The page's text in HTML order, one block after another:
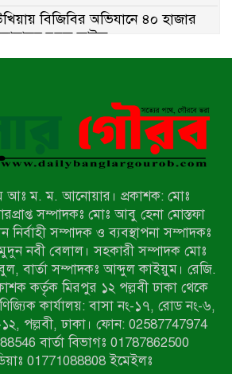
বিজিবির অভিযানে ৪০ হাজার
যুবক আটক
হিন্দু বৌদ্ধ খ্রিস্টান কল্যাণ ফ্রন্টের
কমিটি নিয়ে প্রশ্ন, প্রতিবাদে
প্যারাসেইলিং দুর্ঘটনায় পর্যটক
হত্যা মামলার প্রধান আসামি ঢাকায়
জালে
দক্ষিণপাড়া ফ্রেন্ডস ক্লাবের
ফুটবল টুর্নামেন্টের ফাইনাল
বদলগাছীতে মানাপের
নাটক ‘পালাবদল’ মঞ্চস্থ
আঃ ম. ম. আনোয়ার। প্রকাশক: মোঃ
সম্পাদকঃ মোঃ আবু হেনা মোস্তফা
নির্বাহী সম্পাদক ও ব্যবস্থাপনা সম্পাদকঃ
নবী বেলাল। সহকারী সম্পাদক মোঃ
বার্তা সম্পাদকঃ আব্দুল কাইয়ুম। রেজি.
কর্তৃক মিরপুর ১২ পল্লবী ঢাকা থেকে
কার্যালয়: বাসা নং-১৭, রোড নং-৬,
পল্লবী, ঢাকা। ফোন: 02587747974
বার্তা বিভাগঃ 01787862500
01771088808 ইমেইলঃ